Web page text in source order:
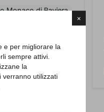
×
e per migliorare la
sempre attivi.
la
verranno utilizzati
Monaco di Baviera
Monaco